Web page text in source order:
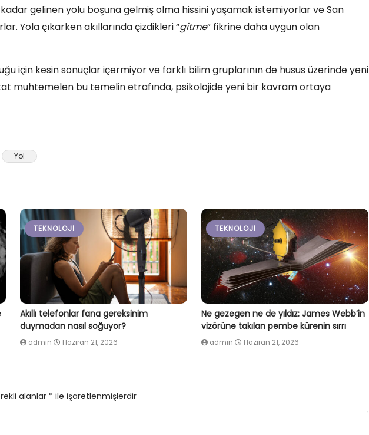
kadar gelinen yolu boşuna gelmiş olma hissini yaşamak istemiyorlar ve San
Yola çıkarken akıllarında çizdikleri “gitme” fikrine daha uygun olan
için kesin sonuçlar içermiyor ve farklı bilim gruplarının de husus üzerinde yeni
muhtemelen bu temelin etrafında, psikolojide yeni bir kavram ortaya
Yol
TEKNOLOJI
Akıllı telefonlar fana gereksinim
duymadan nasıl soğuyor?
admin Haziran 21, 2026
TEKNOLOJI
Ne gezegen ne de yıldız: James Webb’in
vizörüne takılan pembe kürenin sırrı
admin Haziran 21, 2026
alanlar * ile işaretlenmişlerdir